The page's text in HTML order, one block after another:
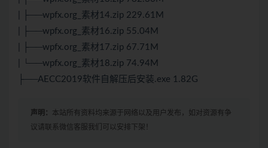
| ├──wpfx.org_素材14.zip 229.61M
| ├──wpfx.org_素材16.zip 55.04M
| ├──wpfx.org_素材17.zip 67.71M
| └──wpfx.org_素材18.zip 74.94M
├──AECC2019软件自解压后安装.exe 1.82G
声明： 本站所有资料均来源于网络以及用户发布，如对资源有争
议请联系微信客服我们可以安排下架！